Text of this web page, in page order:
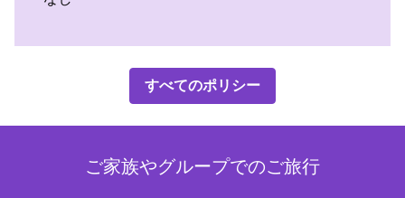
すべてのポリシー
ご家族やグループでのご旅行